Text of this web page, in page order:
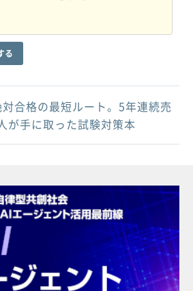
る
合格の最短ルート。5年連続売
が手に取った試験対策本